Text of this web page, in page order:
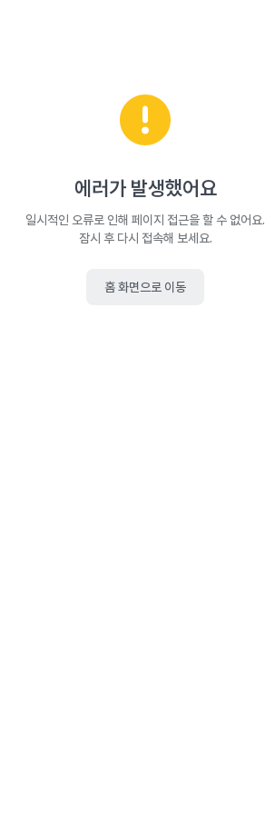
에러가 발생했어요
일시적인 오류로 인해 페이지 접근을 할 수 없어요.
잠시 후 다시 접속해 보세요.
홈 화면으로 이동